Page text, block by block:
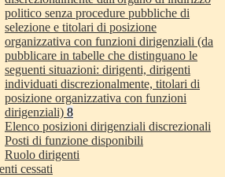
politico senza procedure pubbliche di
selezione e titolari di posizione
organizzativa con funzioni dirigenziali (da
pubblicare in tabelle che distinguano le
seguenti situazioni: dirigenti, dirigenti
individuati discrezionalmente, titolari di
posizione organizzativa con funzioni
dirigenziali) 8
Elenco posizioni dirigenziali discrezionali
Posti di funzione disponibili
Ruolo dirigenti
cessati